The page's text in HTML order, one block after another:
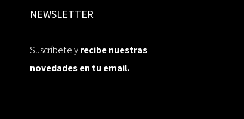
NEWSLETTER
Suscríbete yrecibe nuestras
novedades en tu email.